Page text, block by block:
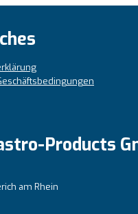
Products
am Rhein